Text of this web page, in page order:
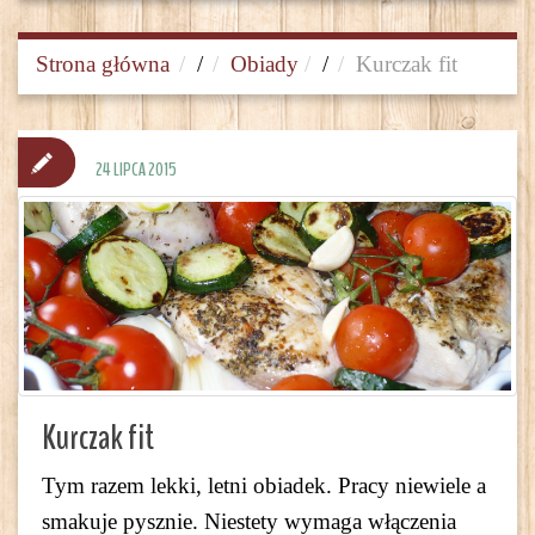
Strona główna / Obiady / Kurczak fit
Kurczak fit
Tym razem lekki, letni obiadek. Pracy niewiele a
smakuje pysznie. Niestety wymaga włączenia
24 LIPCA 2015